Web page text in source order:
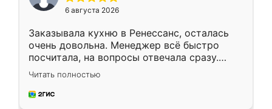
6 августа 2026
Заказывала кухню в Ренессанс, осталась
очень довольна. Менеджер всё быстро
посчитала, на вопросы отвечала сразу.
Замерщик приехал в субботу, подошёл к
делу со всей ответственностью. Собрали
за день, ребята работали аккуратно, даже
Читать полностью